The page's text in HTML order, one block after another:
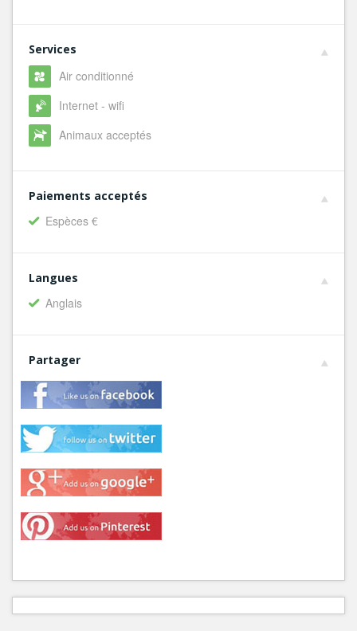
Services
Air conditionné
Internet - wifi
Animaux acceptés
Paiements acceptés
Espèces €
Langues
Anglais
Partager